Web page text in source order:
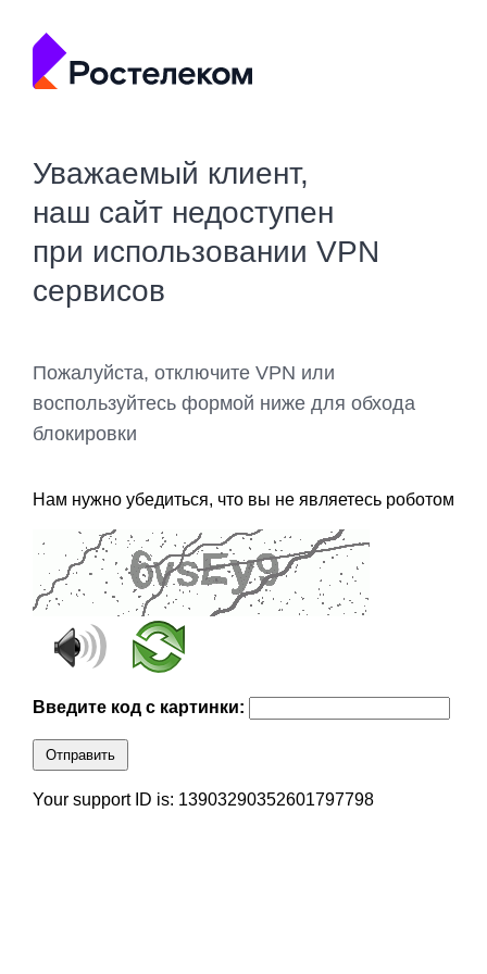
Уважаемый клиент,
наш сайт недоступен
при использовании VPN
сервисов
Пожалуйста, отключите VPN или
воспользуйтесь формой ниже для обхода
блокировки
Нам нужно убедиться, что вы не являетесь роботом
Введите код с картинки:
Отправить
Your support ID is: 13903290352601797798